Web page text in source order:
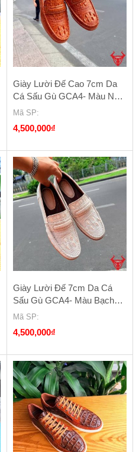
Giày Lười Đế Cao 7cm Da
Cá Sấu Gù GCA4- Màu Nâu
Đỏ
Mã SP:
4,500,000₫
Giày Lười Đế 7cm Da Cá
Sấu Gù GCA4- Màu Bạch
Tạng
Mã SP:
4,500,000₫